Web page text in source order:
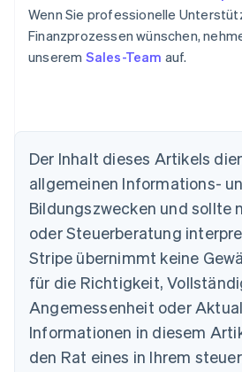
Wenn Sie professionelle
Finanzprozessen wünschen,
unserem Sales-Team auf.
Der Inhalt dieses Artikels
allgemeinen Informations-
Bildungszwecken und sollte
oder Steuerberatung
Stripe übernimmt keine
für die Richtigkeit,
Angemessenheit oder
Informationen in diesem
den Rat eines in Ihrem
Australien
English
Belgien
NederlandsFrançais DeutschEnglish
Brasilien
Bulgarien
English